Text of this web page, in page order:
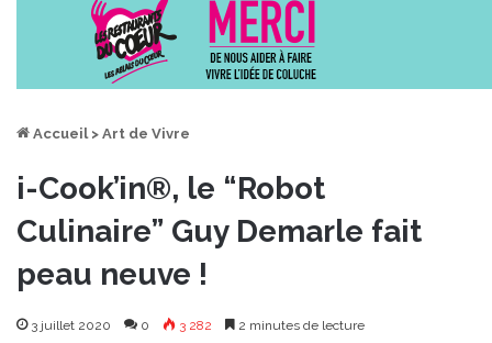
Accueil > Art de Vivre
i-Cook’in®, le “Robot
Culinaire” Guy Demarle fait
peau neuve !
3 juillet 2020 0 3 282 2 minutes de lecture